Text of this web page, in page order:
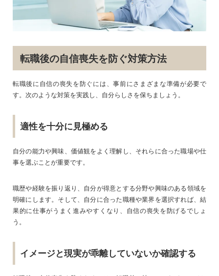
転職後の自信喪失を防ぐ対策方法
転職後に自信の喪失を防ぐには、事前にさまざまな準備が必要で
す。次のような対策を実践し、自分らしさを保ちましょう。
適性を十分に見極める
自分の能力や興味、価値観をよく理解し、それらに合った職場や仕
事を選ぶことが重要です。
職歴や経験を振り返り、自分が得意とする分野や興味のある領域を
明確にします。そして、自分に合った職種や業界を選択すれば、結
果的に仕事がうまく進みやすくなり、自信の喪失を防げるでしょ
う。
イメージと現実が乖離していないか確認する